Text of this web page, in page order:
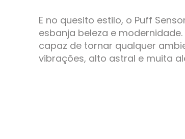
E no quesito estilo, o Puff
esbanja beleza e
capaz de tornar qualquer
vibrações, alto astral e muita